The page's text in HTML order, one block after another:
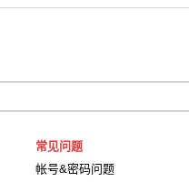
常见问题
帐号&密码问题